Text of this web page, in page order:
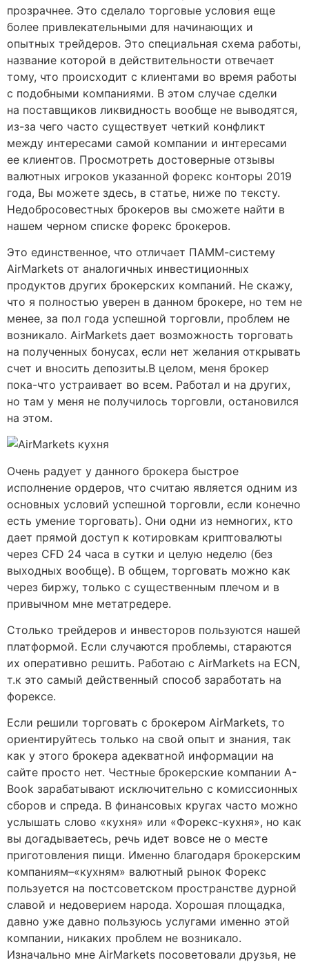
прозрачнее. Это сделало торговые условия еще
более привлекательными для начинающих и
опытных трейдеров. Это специальная схема работы,
название которой в действительности отвечает
тому, что происходит с клиентами во время работы
с подобными компаниями. В этом случае сделки
на поставщиков ликвидность вообще не выводятся,
из-за чего часто существует четкий конфликт
между интересами самой компании и интересами
ее клиентов. Просмотреть достоверные отзывы
валютных игроков указанной форекс конторы 2019
года, Вы можете здесь, в статье, ниже по тексту.
Недобросовестных брокеров вы сможете найти в
нашем черном списке форекс брокеров.
Это единственное, что отличает ПАММ-систему
AirMarkets от аналогичных инвестиционных
продуктов других брокерских компаний. Не скажу,
что я полностью уверен в данном брокере, но тем не
менее, за пол года успешной торговли, проблем не
возникало. AirMarkets дает возможность торговать
на полученных бонусах, если нет желания открывать
счет и вносить депозиты.В целом, меня брокер
пока-что устраивает во всем. Работал и на других,
но там у меня не получилось торговли, остановился
на этом.
Очень радует у данного брокера быстрое
исполнение ордеров, что считаю является одним из
основных условий успешной торговли, если конечно
есть умение торговать). Они одни из немногих, кто
дает прямой доступ к котировкам криптовалюты
через CFD 24 часа в сутки и целую неделю (без
выходных вообще). В общем, торговать можно как
через биржу, только с существенным плечом и в
привычном мне метатредере.
Столько трейдеров и инвесторов пользуются нашей
платформой. Если случаются проблемы, стараются
их оперативно решить. Работаю c AirMarkets на ECN,
т.к это самый действенный способ заработать на
форексе.
Если решили торговать с брокером AirMarkets, то
ориентируйтесь только на свой опыт и знания, так
как у этого брокера адекватной информации на
сайте просто нет. Честные брокерские компании A-
Book зарабатывают исключительно с комиссионных
сборов и спреда. В финансовых кругах часто можно
услышать слово «кухня» или «Форекс-кухня», но как
вы догадываетесь, речь идет вовсе не о месте
приготовления пищи. Именно благодаря брокерским
компаниям–«кухням» валютный рынок Форекс
пользуется на постсоветском пространстве дурной
славой и недоверием народа. Хорошая площадка,
давно уже давно пользуюсь услугами именно этой
компании, никаких проблем не возникало.
Изначально мне AirMarkets посоветовали друзья, не